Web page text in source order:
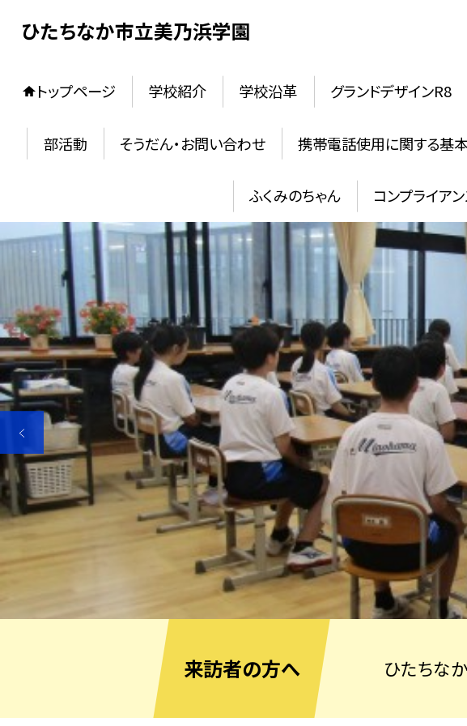
ひたちなか市立美乃浜学園
トップページ 学校紹介 学校沿革 グランドデザインR8
部活動 そうだん・お問い合わせ 携帯電話使用に関する基
ふくみのちゃん コンプライア
来訪者の方へ ひたちな